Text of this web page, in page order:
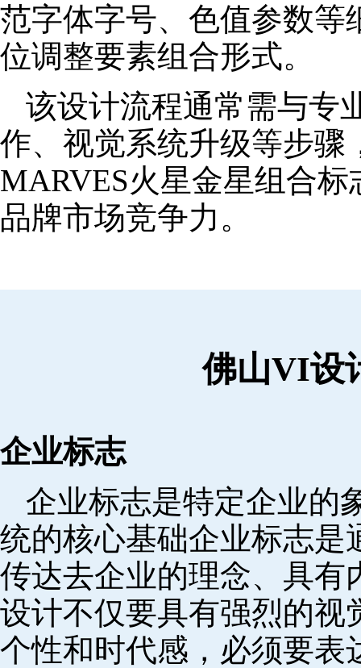
范字体字号、色值参数等
位调整要素组合形式。
该设计流程通常需与专
作、视觉系统升级等步
MARVES火星金星组合
品牌市场竞争力。
佛山VI设
企业标志
企业标志是特定企业的
统的核心基础企业标志是
传达去企业的理念、具有
设计不仅要具有强烈的视
个性和时代感，必须要表